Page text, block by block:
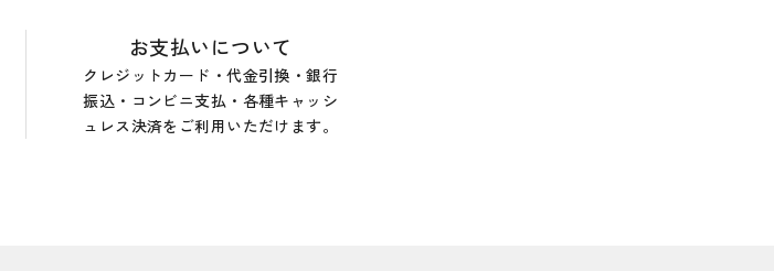
お支払いについて
クレジットカード・代金引換・銀行
振込・コンビニ支払・各種キャッシ
ュレス決済をご利用いただけます。